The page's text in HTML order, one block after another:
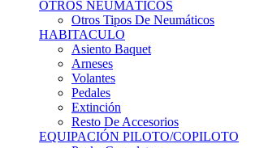
OTROS NEUMÁTICOS
Otros Tipos De Neumáticos
HABITACULO
Asiento Baquet
Arneses
Volantes
Pedales
Extinción
Resto De Accesorios
EQUIPACIÓN PILOTO/COPILOTO